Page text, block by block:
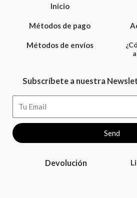
Inicio
Métodos de pago
Métodos de envíos
Subscríbete a nuestra
Send
Devolución